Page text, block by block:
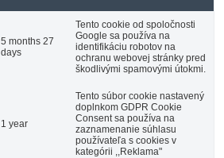
5 months 27
days
Tento cookie od spoločnosti
Google sa používa na
identifikáciu robotov na
ochranu webovej stránky pred
škodlivými spamovými útokmi.
1 year
Tento súbor cookie nastavený
doplnkom GDPR Cookie
Consent sa používa na
zaznamenanie súhlasu
používateľa s cookies v
kategórii ,,Reklama"